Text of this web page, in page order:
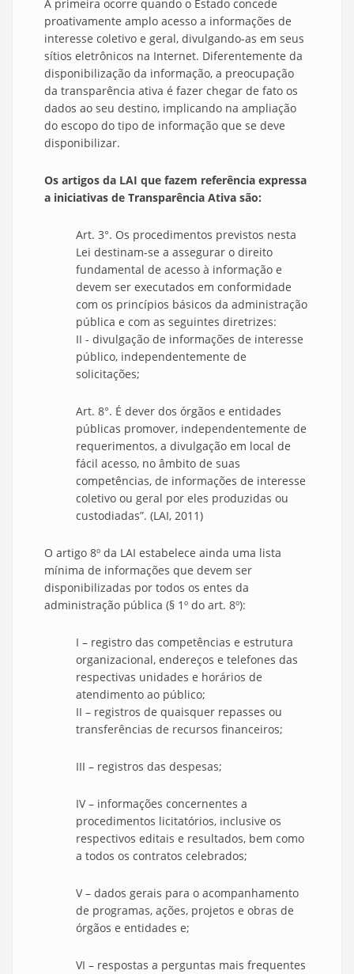
A primeira ocorre quando o Estado concede
proativamente amplo acesso a informações de
interesse coletivo e geral, divulgando-as em seus
sítios eletrônicos na Internet. Diferentemente da
disponibilização da informação, a preocupação
da transparência ativa é fazer chegar de fato os
dados ao seu destino, implicando na ampliação
do escopo do tipo de informação que se deve
disponibilizar.
Os artigos da LAI que fazem referência expressa
a iniciativas de Transparência Ativa são:
Art. 3°. Os procedimentos previstos nesta
Lei destinam-se a assegurar o direito
fundamental de acesso à informação e
devem ser executados em conformidade
com os princípios básicos da administração
pública e com as seguintes diretrizes:
II - divulgação de informações de interesse
público, independentemente de
solicitações;
Art. 8°. É dever dos órgãos e entidades
públicas promover, independentemente de
requerimentos, a divulgação em local de
fácil acesso, no âmbito de suas
competências, de informações de interesse
coletivo ou geral por eles produzidas ou
custodiadas”. (LAI, 2011)
O artigo 8º da LAI estabelece ainda uma lista
mínima de informações que devem ser
disponibilizadas por todos os entes da
administração pública (§ 1º do art. 8º):
I – registro das competências e estrutura
organizacional, endereços e telefones das
respectivas unidades e horários de
atendimento ao público;
II – registros de quaisquer repasses ou
transferências de recursos financeiros;
III – registros das despesas;
IV – informações concernentes a
procedimentos licitatórios, inclusive os
respectivos editais e resultados, bem como
a todos os contratos celebrados;
V – dados gerais para o acompanhamento
de programas, ações, projetos e obras de
órgãos e entidades e;
VI – respostas a perguntas mais frequentes